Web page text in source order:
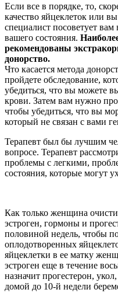
Если все в порядке, то,
качество яйцеклеток или
специалист посоветует
вашего состояния.
рекомендованы
донорство.
Что касается метода
пройдете обследование,
убедиться, что вы можете
крови. Затем вам нужно
чтобы убедиться, что вы
который не связан с вами
Терапевт был бы лучшим
вопросе. Терапевт
проблемы с легкими,
состояния, которые могут
Как только женщина
эстроген, гормоны и
половиной недель, чтобы
оплодотворенных
яйцеклетки в ее матку
эстроген еще в течение
назначит прогестерон,
домой до 10-й недели